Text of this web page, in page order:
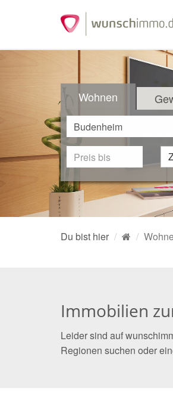
Wohnen
Du bist hier
Immobilien
Leider sind auf
Regionen suchen oder